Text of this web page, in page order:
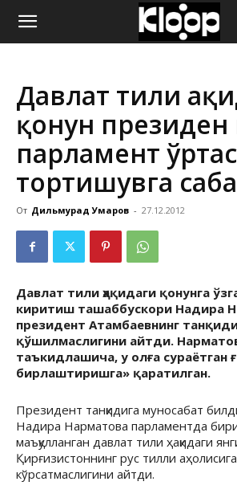
ҚИРҒИЗИСТОН
ЯНГИЛИКЛАРИ
Давлат тили
қонун президен
парламент
тортишувга
От Дильмурад Умаров - 27.12.2012
Давлат тили ҳақидаги қонунга
киритиш ташаббускори Надира
президент Атамбаевнинг
қўшилмаслигини айтди.
таъкидлашича, у олға сураётган
бирлаштиришга» қаратилган.
Президент танқидига муносабат
Надира Нарматова парламентда
маъқулланган давлат тили ҳақидаги
Қирғизистоннинг рус тилли
кўрсатмаслигини айтди.